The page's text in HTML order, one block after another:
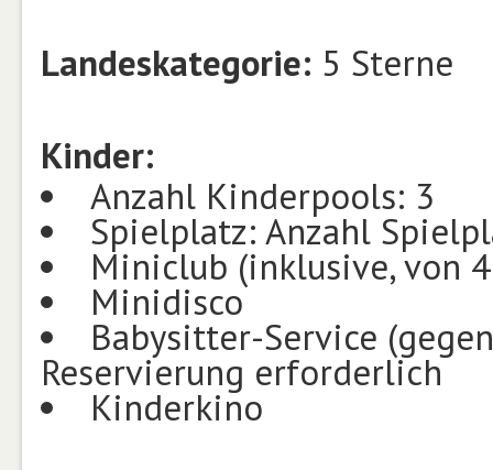
Landeskategorie: 5 Sterne
Kinder:
Anzahl Kinderpools: 3
Spielplatz: Anzahl
Miniclub (inklusive, von
Minidisco
Babysitter-Service
Reservierung erforderlich
Kinderkino